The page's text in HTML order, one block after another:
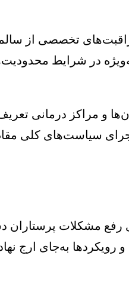
تخصصی از
در شرایط
و مراکز درمانی
سیاست‌‌‌های کلی
رفع مشکلات پرستاران
به‌‌‌جای ارج